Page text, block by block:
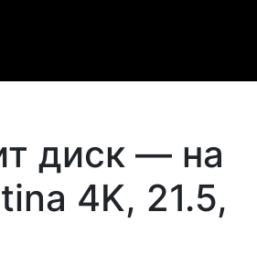
диск — на
4K, 21.5,